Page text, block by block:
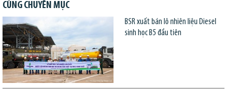
CÙNG CHUYÊN MỤC
BSR xuất bán lô nhiên liệu Diesel
sinh học B5 đầu tiên